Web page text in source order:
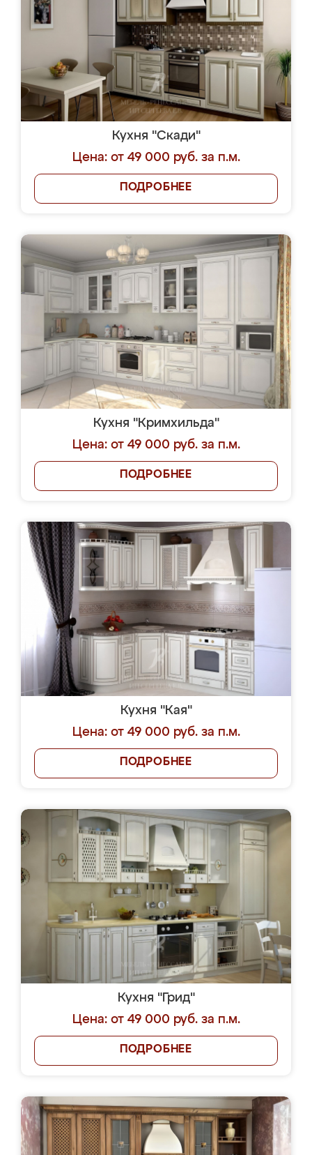
Кухня "Скади"
Цена: от 49 000 руб. за п.м.
ПОДРОБНЕЕ
Кухня "Кримхильда"
Цена: от 49 000 руб. за п.м.
ПОДРОБНЕЕ
Кухня "Кая"
Цена: от 49 000 руб. за п.м.
ПОДРОБНЕЕ
Кухня "Грид"
Цена: от 49 000 руб. за п.м.
ПОДРОБНЕЕ